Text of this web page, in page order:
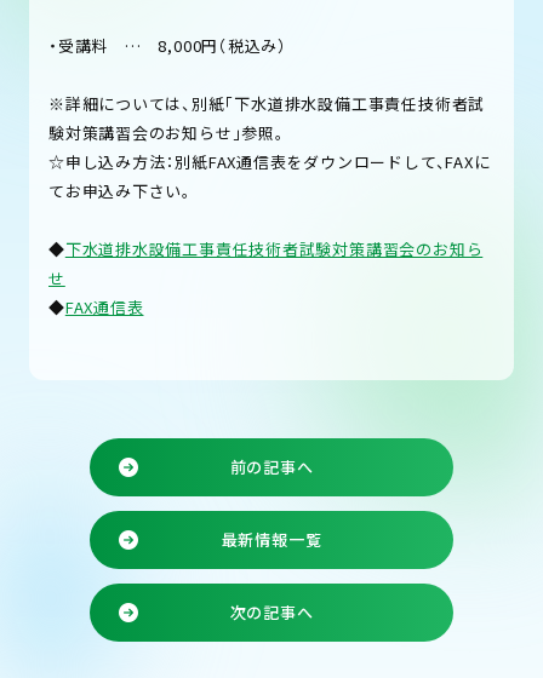
・受講料 … 8,000円（税込み）
※詳細については、別紙「下水道排水設備工事責任技術者試
験対策講習会のお知らせ」参照。
☆申し込み方法：別紙FAX通信表をダウンロードして、FAXに
てお申込み下さい。
◆下水道排水設備工事責任技術者試験対策講習会のお知ら
せ
◆FAX通信表
前の記事へ
最新情報一覧
次の記事へ